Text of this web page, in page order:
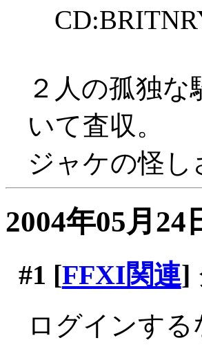
２人の孤独
いて査収。
ジャケの怪
2004年05月24
#1 [FFXI関連]
ログインす